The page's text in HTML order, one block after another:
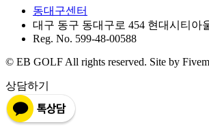
동대구센터
대구 동구 동대구로 454 현대시티아
Reg. No. 599-48-00588
© EB GOLF All rights reserved. Site by
상담하기